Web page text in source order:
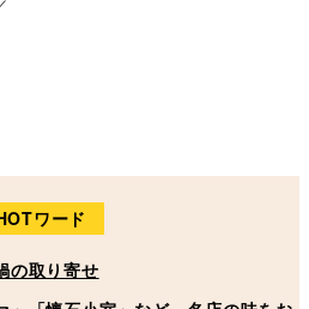
ワード
の取り寄せ